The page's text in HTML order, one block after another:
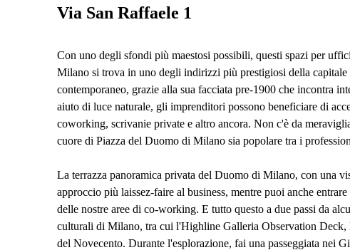
Via San Raffaele 1
Con uno degli sfondi più maestosi possibili, questi spazi per
Milano si trova in uno degli indirizzi più prestigiosi della
contemporaneo, grazie alla sua facciata pre-1900 che incontra
aiuto di luce naturale, gli imprenditori possono beneficiare di
coworking, scrivanie private e altro ancora. Non c'è da
cuore di Piazza del Duomo di Milano sia popolare tra i
La terrazza panoramica privata del Duomo di Milano, con una
approccio più laissez-faire al business, mentre puoi anche
delle nostre aree di co-working. E tutto questo a due passi da
culturali di Milano, tra cui l'Highline Galleria Observation
del Novecento. Durante l'esplorazione, fai una passeggiata nei